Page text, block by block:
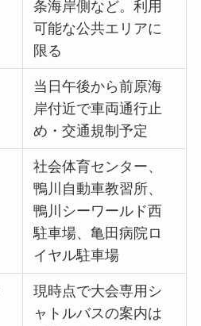
条海岸側など。利用
可能な公共エリアに
限る
当日午後から前原海
岸付近で車両通行止
め・交通規制予定
社会体育センター、
鴨川自動車教習所、
鴨川シーワールド西
駐車場、亀田病院ロ
イヤル駐車場
現時点で大会専用シ
ャトルバスの案内は